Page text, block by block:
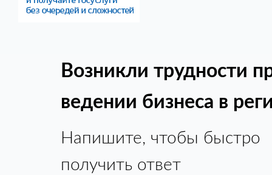
Возникли трудности
ведении бизнеса в
Напишите, чтобы быстро
получить ответ